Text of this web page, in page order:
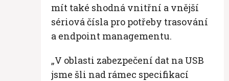
mít také shodná vnitřní a vnější
sériová čísla pro potřeby trasování
a endpoint managementu.
„V oblasti zabezpečení dat na USB
jsme šli nad rámec specifikací